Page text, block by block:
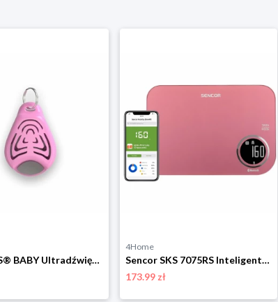
TICKLESS® BABY Ultradźwiękowy odstraszacz kleszczydla dzieci, różowy Tickless
4Home
Sencor SKS 7075RS Inteligentna waga kuchenna, różowy
173.99 zł